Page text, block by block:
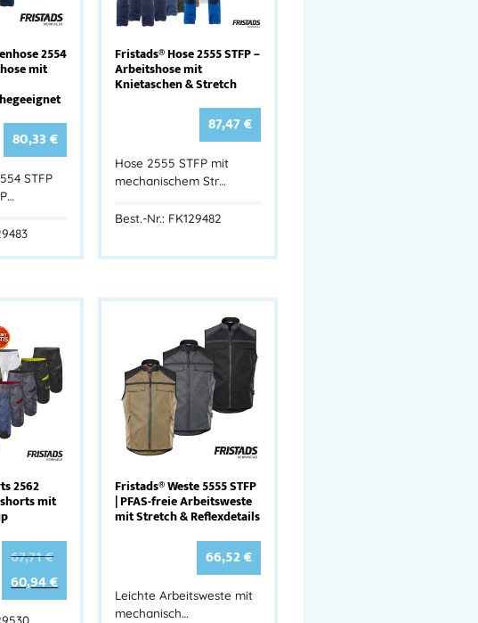
2554
mit
80,33€
STFP
Fristads® Hose 2555 STFP –
Arbeitshose mit
Knietaschen & Stretch
87,47€
Hose 2555 STFP mit
mechanischem Str…
Best.-Nr.: FK129482
2562
mit
67,71€
60,94€
Fristads® Weste 5555 STFP
| PFAS-freie Arbeitsweste
mit Stretch & Reflexdetails
66,52€
Leichte Arbeitsweste mit
mechanisch…